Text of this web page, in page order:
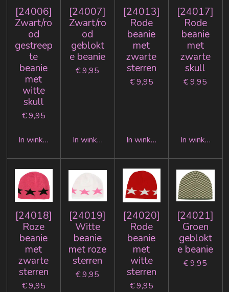
[24006]
Zwart/ro
od
gestreep
te
beanie
met
witte
skull
€ 9,95
In winkelwagen
[24007]
Zwart/ro
od
geblokt
e beanie
€ 9,95
In winkelwagen
[24013]
Rode
beanie
met
zwarte
sterren
€ 9,95
In winkelwagen
[24017]
Rode
beanie
met
zwarte
skull
€ 9,95
In
[24018]
Roze
beanie
met
zwarte
sterren
€ 9,95
[24019]
Witte
beanie
met roze
sterren
€ 9,95
[24020]
Rode
beanie
met
witte
sterren
€ 9,95
[24021]
Groen
geblokt
e beanie
€ 9,95